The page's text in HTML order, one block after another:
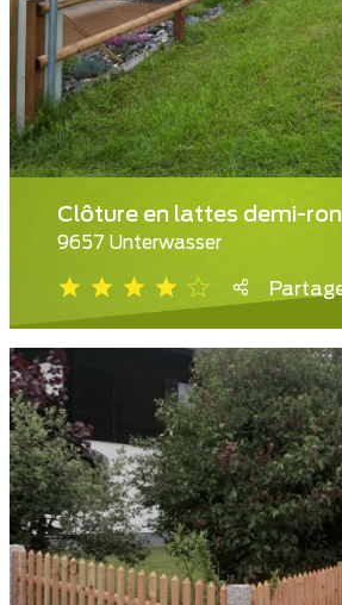
Clôture en lattes demi-
9657 Unterwasser